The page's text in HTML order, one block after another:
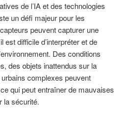
de l’IA et des technologies
un défi majeur pour les
peuvent capturer une
est difficile d’interpréter et de
Des conditions
des objets inattendus sur la
complexes peuvent
qui peut entraîner de mauvaises
la sécurité.